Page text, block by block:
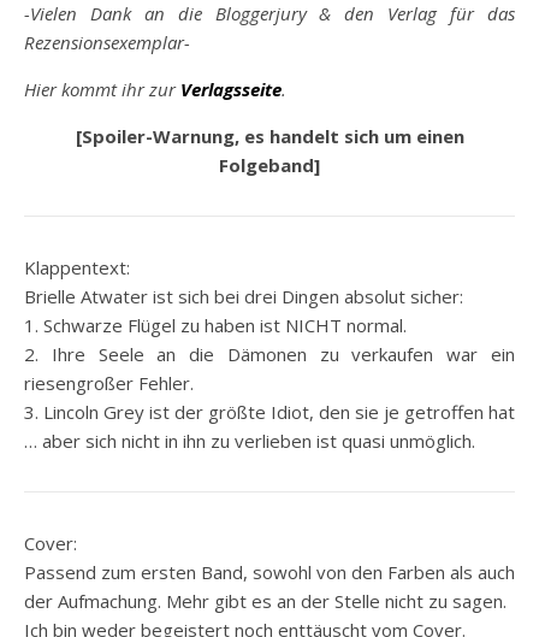
-Vielen Dank an die Bloggerjury & den Verlag für das
Rezensionsexemplar-
Hier kommt ihr zur Verlagsseite.
[Spoiler-Warnung, es handelt sich um einen
Folgeband]
Klappentext:
Brielle Atwater ist sich bei drei Dingen absolut sicher:
1. Schwarze Flügel zu haben ist NICHT normal.
2. Ihre Seele an die Dämonen zu verkaufen war ein
riesengroßer Fehler.
3. Lincoln Grey ist der größte Idiot, den sie je getroffen hat
… aber sich nicht in ihn zu verlieben ist quasi unmöglich.
Cover:
Passend zum ersten Band, sowohl von den Farben als auch
der Aufmachung. Mehr gibt es an der Stelle nicht zu sagen.
Ich bin weder begeistert noch enttäuscht vom Cover.